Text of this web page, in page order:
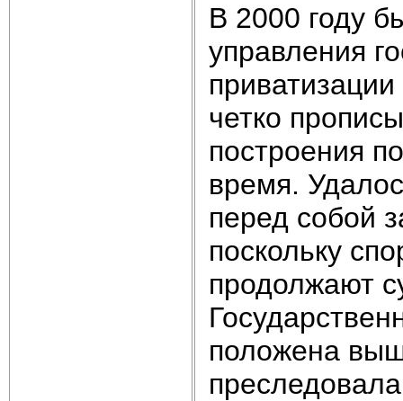
В 2000 году
управления
четко
построения
время.
перед собой
поскольку
продолжают
положена